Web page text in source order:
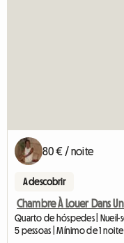
80 € / noite
A descobrir
Chambre À Louer Dans
Quarto de hóspedes | Nueil-
5 pessoas | Mínimo de 1 noite